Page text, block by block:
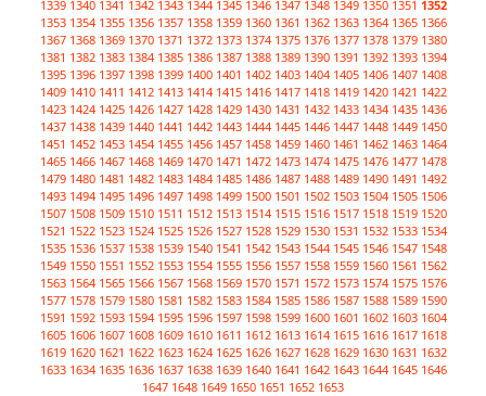
1339 1340 1341 1342 1343 1344 1345 1346 1347 1348 1349 1350 1351 1352
1353 1354 1355 1356 1357 1358 1359 1360 1361 1362 1363 1364 1365 1366
1367 1368 1369 1370 1371 1372 1373 1374 1375 1376 1377 1378 1379 1380
1381 1382 1383 1384 1385 1386 1387 1388 1389 1390 1391 1392 1393 1394
1395 1396 1397 1398 1399 1400 1401 1402 1403 1404 1405 1406 1407 1408
1409 1410 1411 1412 1413 1414 1415 1416 1417 1418 1419 1420 1421 1422
1423 1424 1425 1426 1427 1428 1429 1430 1431 1432 1433 1434 1435 1436
1437 1438 1439 1440 1441 1442 1443 1444 1445 1446 1447 1448 1449 1450
1451 1452 1453 1454 1455 1456 1457 1458 1459 1460 1461 1462 1463 1464
1465 1466 1467 1468 1469 1470 1471 1472 1473 1474 1475 1476 1477 1478
1479 1480 1481 1482 1483 1484 1485 1486 1487 1488 1489 1490 1491 1492
1493 1494 1495 1496 1497 1498 1499 1500 1501 1502 1503 1504 1505 1506
1507 1508 1509 1510 1511 1512 1513 1514 1515 1516 1517 1518 1519 1520
1521 1522 1523 1524 1525 1526 1527 1528 1529 1530 1531 1532 1533 1534
1535 1536 1537 1538 1539 1540 1541 1542 1543 1544 1545 1546 1547 1548
1549 1550 1551 1552 1553 1554 1555 1556 1557 1558 1559 1560 1561 1562
1563 1564 1565 1566 1567 1568 1569 1570 1571 1572 1573 1574 1575 1576
1577 1578 1579 1580 1581 1582 1583 1584 1585 1586 1587 1588 1589 1590
1591 1592 1593 1594 1595 1596 1597 1598 1599 1600 1601 1602 1603 1604
1605 1606 1607 1608 1609 1610 1611 1612 1613 1614 1615 1616 1617 1618
1619 1620 1621 1622 1623 1624 1625 1626 1627 1628 1629 1630 1631 1632
1633 1634 1635 1636 1637 1638 1639 1640 1641 1642 1643 1644 1645 1646
1647 1648 1649 1650 1651 1652 1653